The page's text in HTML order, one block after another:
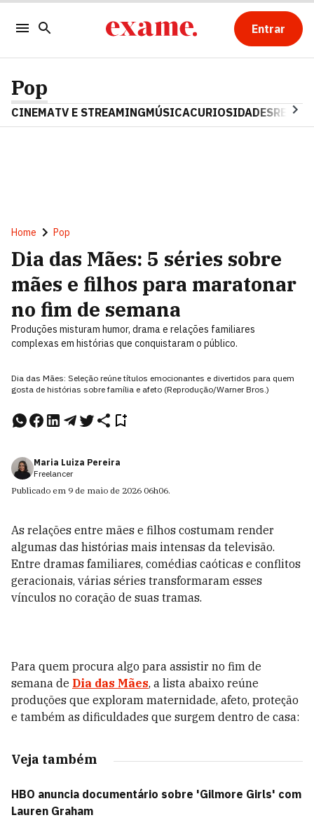
Entrar
Pop
CINEMATV E STREAMINGMÚSICACURIOSIDADES
Home Pop
Dia das Mães: 5 séries sobre
mães e filhos para maratonar
no fim de semana
Produções misturam humor, drama e relações familiares
complexas em histórias que conquistaram o público.
Dia das Mães: Seleção reúne títulos emocionantes e divertidos para quem
gosta de histórias sobre família e afeto (Reprodução/Warner Bros.)
Maria Luiza Pereira
Freelancer
Publicado em 9 de maio de 2026 06h06.
As relações entre mães e filhos costumam render
algumas das histórias mais intensas da televisão.
Entre dramas familiares, comédias caóticas e conflitos
geracionais, várias séries transformaram esses
vínculos no coração de suas tramas.
Para quem procura algo para assistir no fim de
semana de Dia das Mães, a lista abaixo reúne
produções que exploram maternidade, afeto, proteção
e também as dificuldades que surgem dentro de casa:
Veja também
HBO anuncia documentário sobre 'Gilmore Girls' com
Lauren Graham